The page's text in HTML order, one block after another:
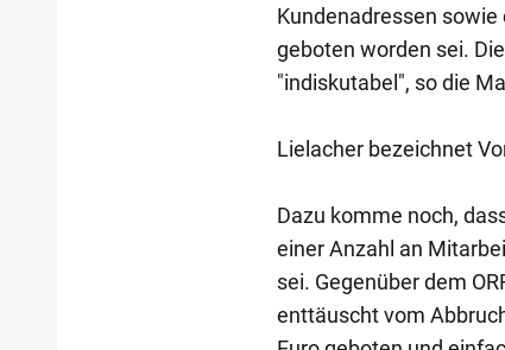
Kundenadressen
geboten worden sei.
"indiskutabel", so die
Lielacher bezeichnet
Dazu komme noch,
einer Anzahl an
sei. Gegenüber dem
enttäuscht vom